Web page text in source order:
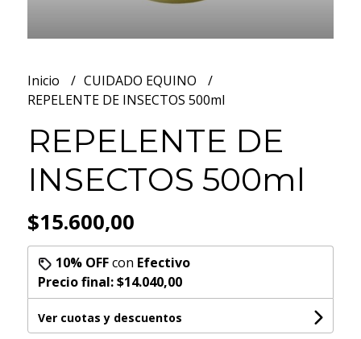
Inicio
CUIDADO EQUINO
REPELENTE DE INSECTOS 500ml
REPELENTE DE
INSECTOS 500ml
$15.600,00
10% OFFcon Efectivo
Precio final:$14.040,00
Ver cuotas y descuentos